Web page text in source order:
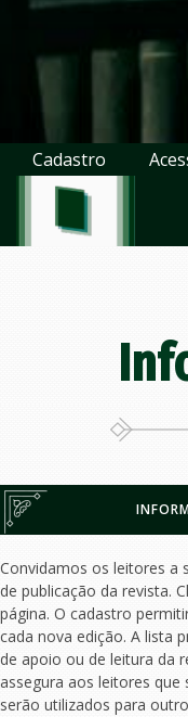
Cadastro
Convidamos os leitores a
de publicação da revista.
página. O cadastro
cada nova edição. A lista
de apoio ou de leitura da
assegura aos leitores
serão utilizados para